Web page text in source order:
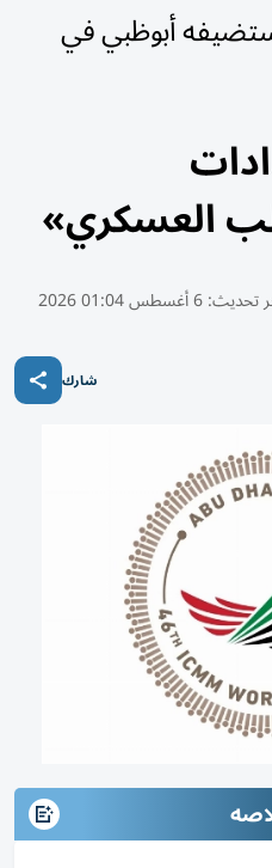
وتستضيفه أبوظبي في
العسكري»
تحديث:6 أغسطس 01:04 2026
شارك